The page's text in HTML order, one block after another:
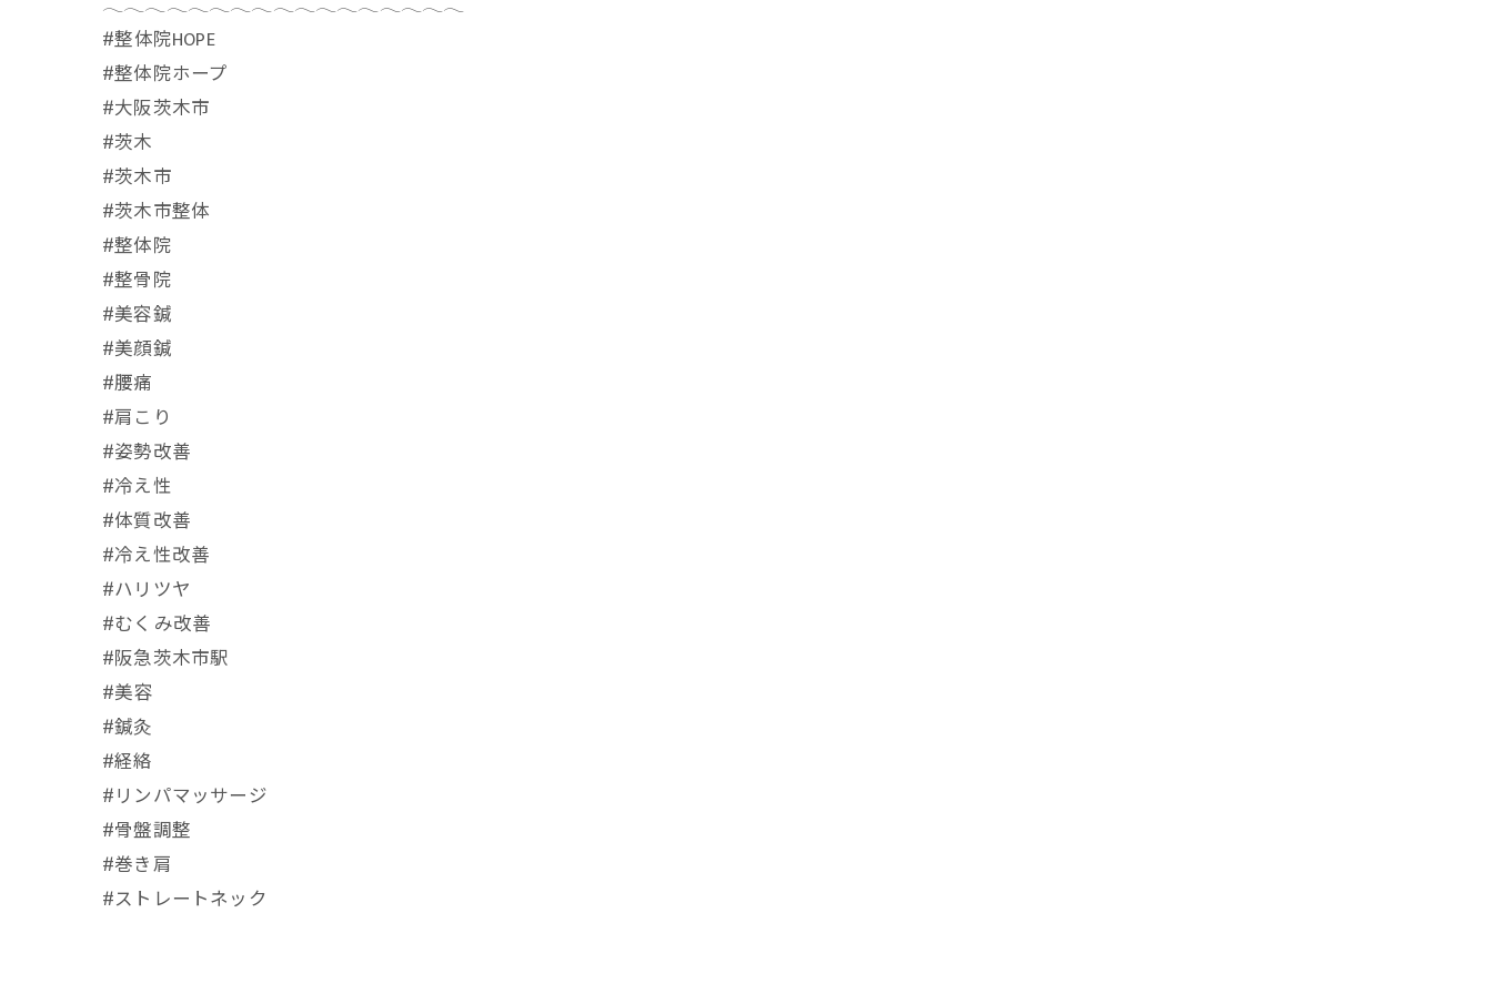
⁡#整体院HOPE
#整体院ホープ
#大阪茨木市
#茨木
#茨木市
#茨木市整体
#整体院
#整骨院
#美容鍼
#美顔鍼
#腰痛
#肩こり
#姿勢改善
#冷え性
#体質改善
#冷え性改善
#ハリツヤ
#むくみ改善
#阪急茨木市駅
⁡#美容
#鍼灸
#経絡
#リンパマッサージ
#骨盤調整
#巻き肩
#ストレートネック